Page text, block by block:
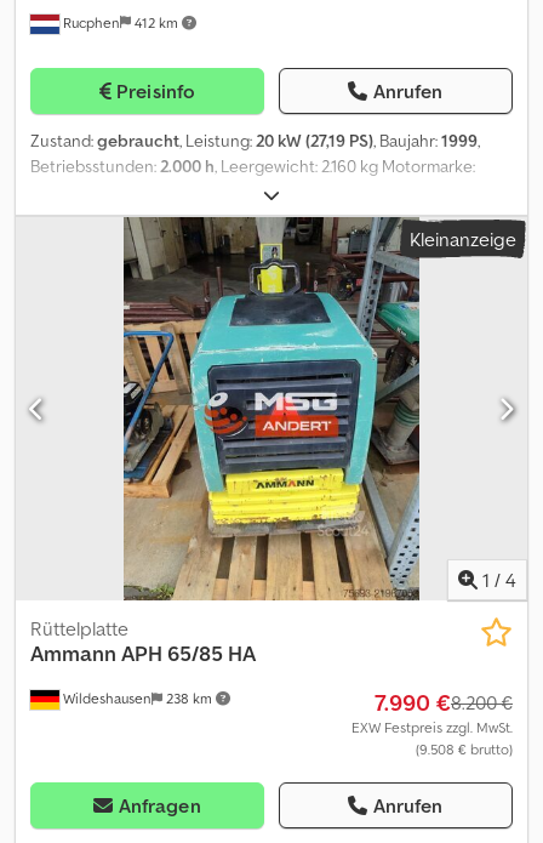
und Servicepartner. Wir sind offizieller Mercedes-Benz Vertriebs-
Servicepartner. Außerdem sind wir mit 800 Gebrauchtfahrzeugen
einer der größten Nutzfahrzeughändler in Deutschland. Irrtümer
Informationen = Neu: Nein Verwendungszweck: Bauwesen
Wenden Sie sich an Marius Herden, um weitere Informationen zu
Rucphen 412 km
Preisinfo Anrufen
Zustand:gebraucht, Leistung:20 kW (27,19 PS), Baujahr:1999,
Betriebsstunden:2.000 h, Leergewicht: 2.160 kg Motormarke:
yanmar Dksdpfxev Dfnps Ankjr Wenden Sie sich an J.A.J. Jansen,
um weitere Informationen zu erhalten.
Kleinanzeige
1 / 4
Wildeshausen 238 km
Rüttelplatte
Ammann APH 65/85 HA
7.990 €8.200 €
EXW Festpreis zzgl. MwSt.
(9.508 € brutto)
Anfragen Anrufen